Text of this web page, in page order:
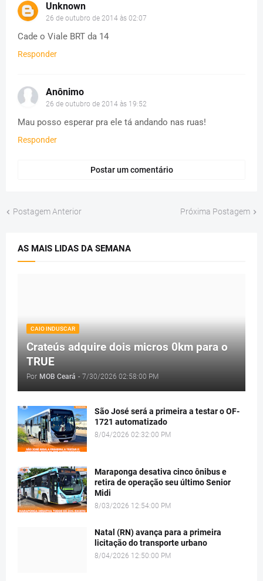
Unknown
26 de outubro de 2014 às 02:07
Cade o Viale BRT da 14
Responder
Anônimo
26 de outubro de 2014 às 19:52
Mau posso esperar pra ele tá andando nas ruas!
Responder
Postar um comentário
Postagem Anterior Próxima Postagem
AS MAIS LIDAS DA SEMANA
CAIO INDUSCAR
Crateús adquire dois micros 0km para o
TRUE
Por MOB Ceará - 7/30/2026 02:58:00 PM
São José será a primeira a testar o OF-
1721 automatizado
8/04/2026 02:32:00 PM
Maraponga desativa cinco ônibus e
retira de operação seu último Senior
Midi
8/03/2026 12:54:00 PM
Natal (RN) avança para a primeira
licitação do transporte urbano
8/04/2026 12:50:00 PM